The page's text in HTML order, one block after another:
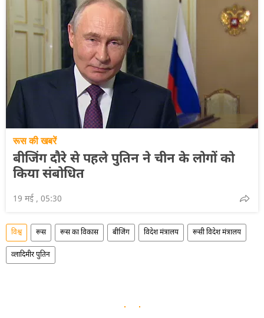
रूस की खबरें
बीजिंग दौरे से पहले पुतिन ने चीन के लोगों को
किया संबोधित
19 मई , 05:30
विश्व रूस रूस का विकास बीजिंग विदेश मंत्रालय रूसी विदेश मंत्रालय
व्लादिमीर पुतिन